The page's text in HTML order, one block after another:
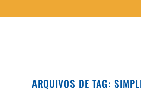
ARQUIVOS DE TAG: